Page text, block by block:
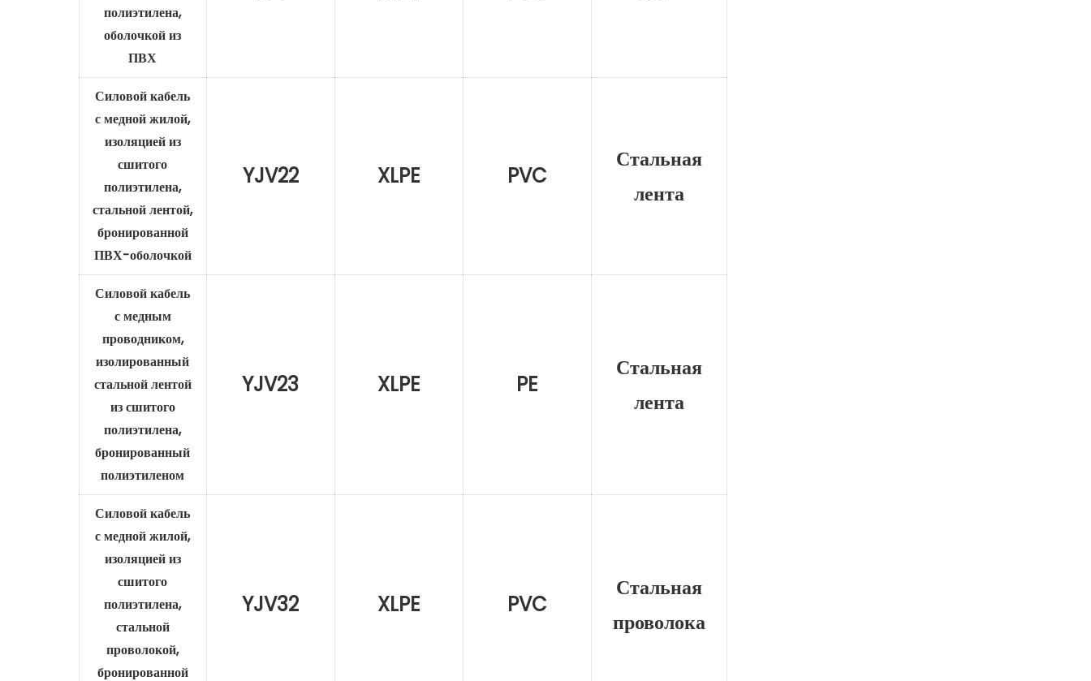
полиэтилена,
оболочкой из
ПВХ
Силовой кабель
с медной жилой,
изоляцией из
сшитого
полиэтилена,
стальной лентой,
бронированной
ПВХ-оболочкой
YJV22 XLPE PVC
Стальная
лента
Силовой кабель
с медным
проводником,
изолированный
стальной лентой
из сшитого
полиэтилена,
бронированный
полиэтиленом
YJV23 XLPE PE
Стальная
лента
Силовой кабель
с медной жилой,
изоляцией из
сшитого
полиэтилена,
стальной
проволокой,
бронированной
YJV32 XLPE PVC
Стальная
проволока